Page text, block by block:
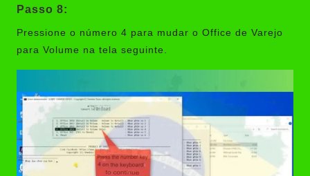
Passo 8:
Pressione o número 4 para mudar o Office de Varejo
para Volume na tela seguinte.